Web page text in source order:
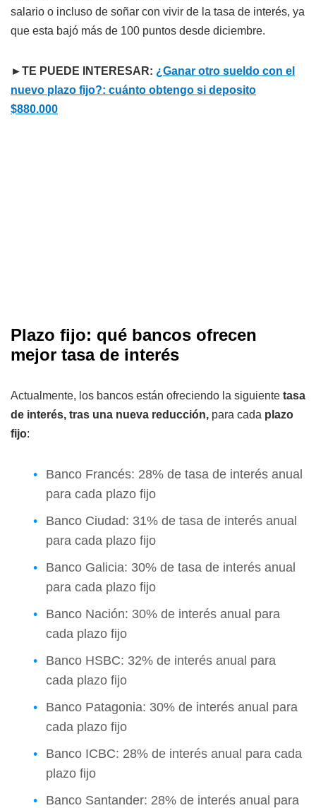
salario o incluso de soñar con vivir de la tasa de interés, ya
que esta bajó más de 100 puntos desde diciembre.
►TE PUEDE INTERESAR: ¿Ganar otro sueldo con el
nuevo plazo fijo?: cuánto obtengo si deposito
$880.000
Plazo fijo: qué bancos ofrecen
mejor tasa de interés
Actualmente, los bancos están ofreciendo la siguiente tasa
de interés, tras una nueva reducción, para cada plazo
fijo:
Banco Francés: 28% de tasa de interés anual
para cada plazo fijo
Banco Ciudad: 31% de tasa de interés anual
para cada plazo fijo
Banco Galicia: 30% de tasa de interés anual
para cada plazo fijo
Banco Nación: 30% de interés anual para
cada plazo fijo
Banco HSBC: 32% de interés anual para
cada plazo fijo
Banco Patagonia: 30% de interés anual para
cada plazo fijo
Banco ICBC: 28% de interés anual para cada
plazo fijo
Banco Santander: 28% de interés anual para